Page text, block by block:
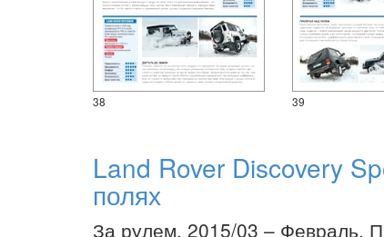
38 39
Land Rover Discovery
полях
За рулем, 2015/03 – Февраль.